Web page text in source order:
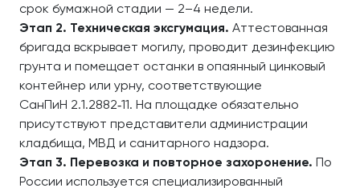
срок бумажной стадии — 2–4 недели.
Этап 2. Техническая эксгумация. Аттестованная
бригада вскрывает могилу, проводит дезинфекцию
грунта и помещает останки в опаянный цинковый
контейнер или урну, соответствующие
СанПиН 2.1.2882‑11. На площадке обязательно
присутствуют представители администрации
кладбища, МВД и санитарного надзора.
Этап 3. Перевозка и повторное захоронение. По
России используется специализированный